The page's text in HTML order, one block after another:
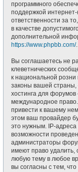
программного
поддержкой
ответственности за
в качестве
дополнительной
https://www.phpbb.com/.
Вы соглашаетесь не
клеветнических
к национальной
законы вашей страны,
хостинга для
международное
привести к вашему
этом ваш провайдер
это нужным. IP-
возможности
администраторы
имеют право удалить,
любую тему в любое
вы согласны с тем,